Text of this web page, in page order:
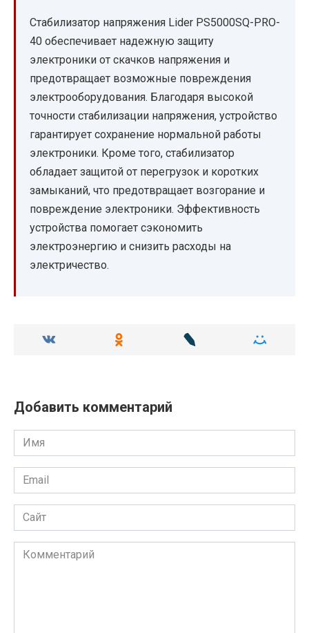
Стабилизатор напряжения Lider PS5000SQ-PRO-
40 обеспечивает надежную защиту
электроники от скачков напряжения и
предотвращает возможные повреждения
электрооборудования. Благодаря высокой
точности стабилизации напряжения, устройство
гарантирует сохранение нормальной работы
электроники. Кроме того, стабилизатор
обладает защитой от перегрузок и коротких
замыканий, что предотвращает возгорание и
повреждение электроники. Эффективность
устройства помогает сэкономить
электроэнергию и снизить расходы на
электричество.
Добавить комментарий
Имя
Email
Сайт
Комментарий